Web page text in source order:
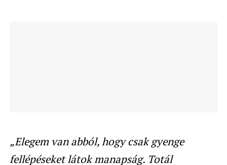
„Elegem van abból, hogy csak gyenge
fellépéseket látok manapság. Totál